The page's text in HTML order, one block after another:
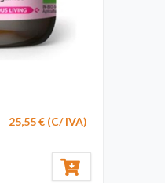
25,55 € (C/ IVA)